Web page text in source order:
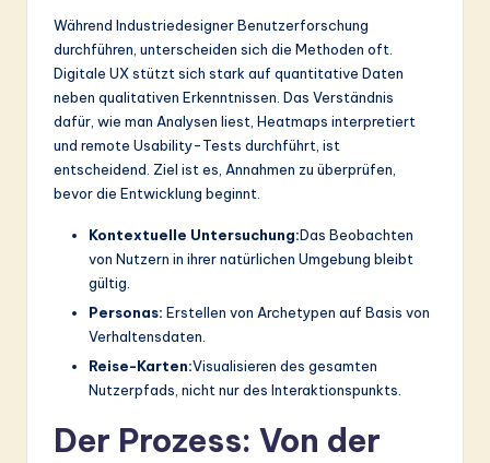
Während Industriedesigner Benutzerforschung
durchführen, unterscheiden sich die Methoden oft.
Digitale UX stützt sich stark auf quantitative Daten
neben qualitativen Erkenntnissen. Das Verständnis
dafür, wie man Analysen liest, Heatmaps interpretiert
und remote Usability-Tests durchführt, ist
entscheidend. Ziel ist es, Annahmen zu überprüfen,
bevor die Entwicklung beginnt.
Kontextuelle Untersuchung:Das Beobachten
von Nutzern in ihrer natürlichen Umgebung bleibt
gültig.
Personas: Erstellen von Archetypen auf Basis von
Verhaltensdaten.
Reise-Karten:Visualisieren des gesamten
Nutzerpfads, nicht nur des Interaktionspunkts.
Der Prozess: Von der